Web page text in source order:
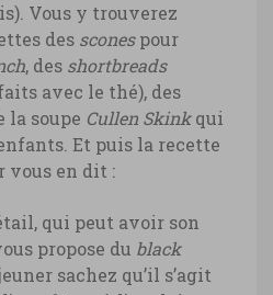
Vous y trouverez
des sconespour
, des shortbreads
avec le thé), des
la soupe Cullen Skinkqui
Et puis la recette
vous en dit :
qui peut avoir son
propose du black
sachez qu’il s’agit